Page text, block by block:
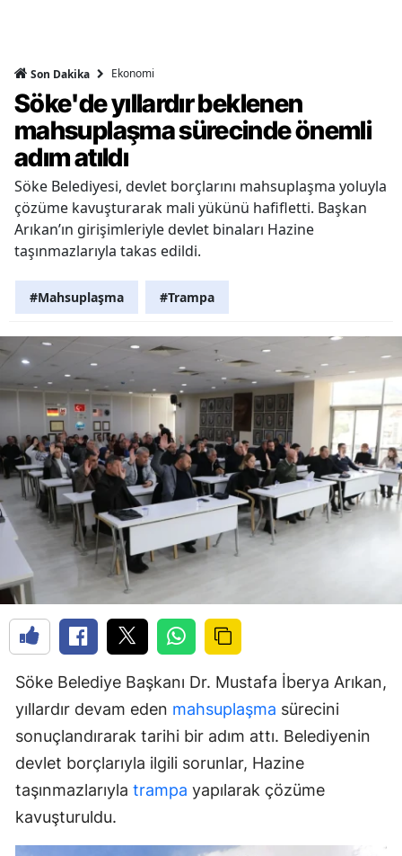
Son Dakika Ekonomi
Söke'de yıllardır beklenen
mahsuplaşma sürecinde önemli
adım atıldı
Söke Belediyesi, devlet borçlarını mahsuplaşma yoluyla
çözüme kavuşturarak mali yükünü hafifletti. Başkan
Arıkan’ın girişimleriyle devlet binaları Hazine
taşınmazlarıyla takas edildi.
#Mahsuplaşma #Trampa
Söke Belediye Başkanı Dr. Mustafa İberya Arıkan,
yıllardır devam eden mahsuplaşma sürecini
sonuçlandırarak tarihi bir adım attı. Belediyenin
devlet borçlarıyla ilgili sorunlar, Hazine
taşınmazlarıyla trampa yapılarak çözüme
kavuşturuldu.